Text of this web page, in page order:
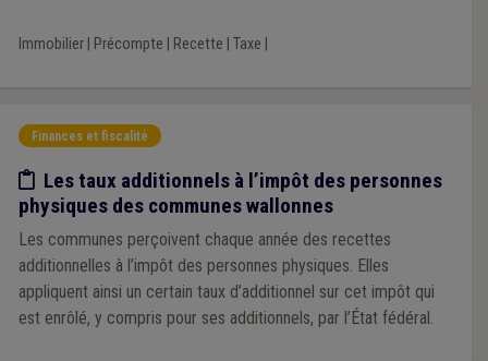
Immobilier| Précompte Recette Taxe
Finances et fiscalité
Etude/chiffres
Les taux additionnels à l’impôt des personnes
physiques des communes wallonnes
Les communes perçoivent chaque année des recettes
additionnelles à l’impôt des personnes physiques. Elles
appliquent ainsi un certain taux d’additionnel sur cet impôt qui
est enrôlé, y compris pour ses additionnels, par l’État fédéral.